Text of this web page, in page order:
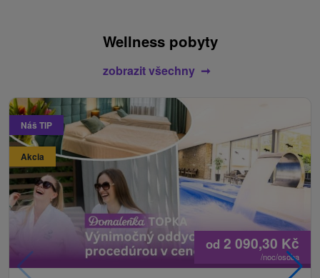
Wellness pobyty
zobrazit všechny
Náš TIP
Akcia
od 2 090,30 Kč
/noc/osoba